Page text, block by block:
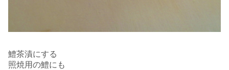
鱧茶漬にする
照焼用の鱧にも